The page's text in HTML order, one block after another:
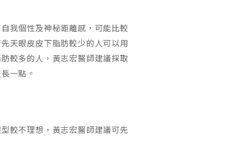
我個性及神秘距離感，可能比較
天眼皮皮下脂肪較少的人可以用
較多的人，黃志宏醫師建議採取
一點。
較不理想，黃志宏醫師建議可先